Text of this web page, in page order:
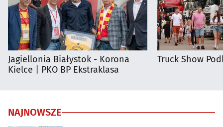
Jagiellonia Białystok - Korona
Kielce | PKO BP Ekstraklasa
Truck Show
NAJNOWSZE